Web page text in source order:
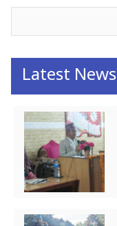
Latest News